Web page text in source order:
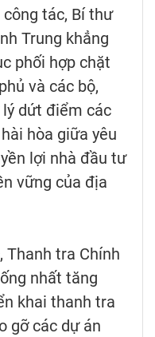
tác, Bí thư
Trung khẳng
phối hợp chặt
và các bộ,
dứt điểm các
hòa giữa yêu
lợi nhà đầu tư
vững của địa
Thanh tra Chính
nhất tăng
khai thanh tra
gỡ các dự án